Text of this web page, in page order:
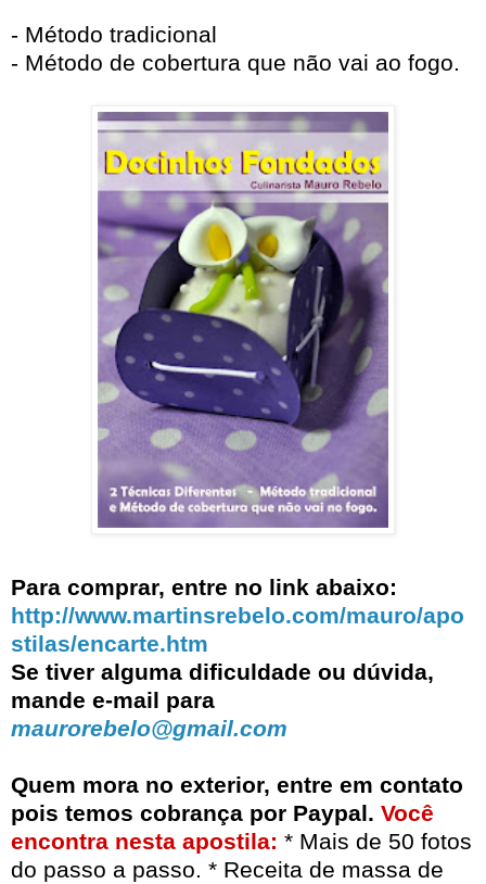
- Método tradicional
- Método de cobertura que não vai ao fogo.
Para comprar, entre no link abaixo:
http://www.martinsrebelo.com/mauro/apo
stilas/encarte.htm
Se tiver alguma dificuldade ou dúvida,
mande e-mail para
maurorebelo@gmail.com
Quem mora no exterior, entre em contato
pois temos cobrança por Paypal. Você
encontra nesta apostila: * Mais de 50 fotos
do passo a passo. * Receita de massa de